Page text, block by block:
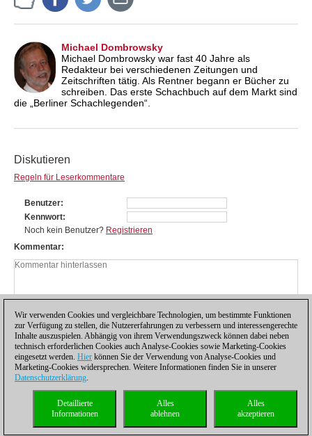
Michael Dombrowsky
Michael Dombrowsky war fast 40 Jahre als
Redakteur bei verschiedenen Zeitungen und
Zeitschriften tätig. Als Rentner begann er Bücher zu
schreiben. Das erste Schachbuch auf dem Markt sind
die „Berliner Schachlegenden“.
Diskutieren
Regeln für Leserkommentare
Benutzer
Kennwort
Noch kein Benutzer? Registrieren
Kommentar
Datenschutzhinweis| Kontakt| |Lizenzen
Compliance Hotline|
coldest news
Wir verwenden Cookies und vergleichbare Technologien, um bestimmte Funktionen
zur Verfügung zu stellen, die Nutzererfahrungen zu verbessern und interessengerechte
Inhalte auszuspielen. Abhängig von ihrem Verwendungszweck können dabei neben
technisch erforderlichen Cookies auch Analyse-Cookies sowie Marketing-Cookies
eingesetzt werden. Hier können Sie der Verwendung von Analyse-Cookies und
Marketing-Cookies widersprechen. Weitere Informationen finden Sie in unserer
Datenschutzerklärung.
Alles
akzeptieren
Alles
ablehnen
Detaillierte
Informationen